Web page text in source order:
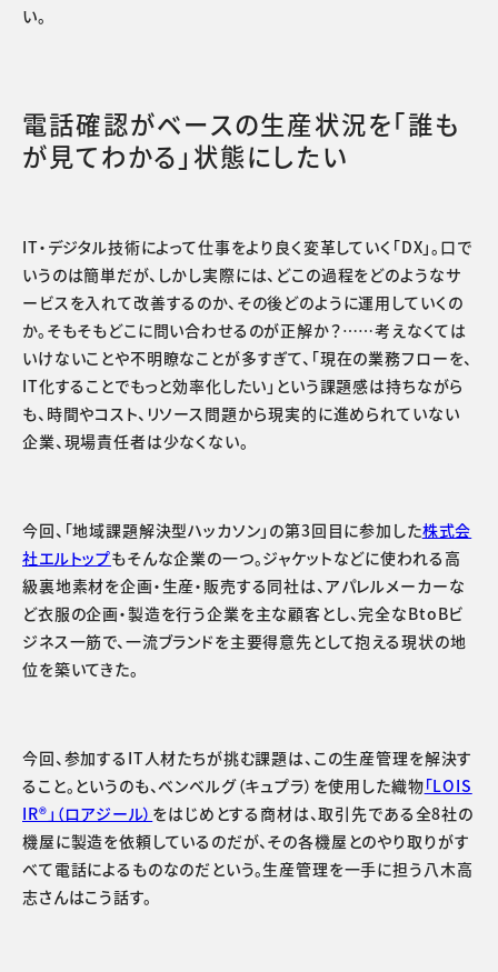
い。
電話確認がベースの生産状況を「誰も
が見てわかる」状態にしたい
IT・デジタル技術によって仕事をより良く変革していく「DX」。口で
いうのは簡単だが、しかし実際には、どこの過程をどのようなサ
ービスを入れて改善するのか、その後どのように運用していくの
か。そもそもどこに問い合わせるのが正解か？……考えなくては
いけないことや不明瞭なことが多すぎて、「現在の業務フローを、
IT化することでもっと効率化したい」という課題感は持ちながら
も、時間やコスト、リソース問題から現実的に進められていない
企業、現場責任者は少なくない。
今回、「地域課題解決型ハッカソン」の第3回目に参加した株式会
社エルトップもそんな企業の一つ。ジャケットなどに使われる高
級裏地素材を企画・生産・販売する同社は、アパレルメーカーな
ど衣服の企画・製造を行う企業を主な顧客とし、完全なBtoBビ
ジネス一筋で、一流ブランドを主要得意先として抱える現状の地
位を築いてきた。
今回、参加するIT人材たちが挑む課題は、この生産管理を解決す
ること。というのも、ベンベルグ（キュプラ）を使用した織物「LOIS
IR®」（ロアジール） をはじめとする商材は、取引先である全8社の
機屋に製造を依頼しているのだが、その各機屋とのやり取りがす
べて電話によるものなのだという。生産管理を一手に担う八木高
志さんはこう話す。